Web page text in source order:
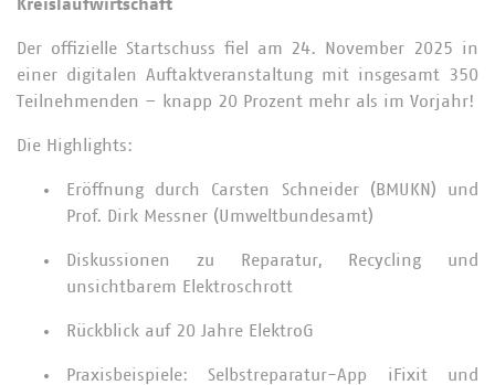
Kreislaufwirtschaft
Der offizielle Startschuss fiel am 24. November 2025 in
einer digitalen Auftaktveranstaltung mit insgesamt 350
Teilnehmenden – knapp 20 Prozent mehr als im Vorjahr!
Die Highlights:
Eröffnung durch Carsten Schneider (BMUKN) und
Prof. Dirk Messner (Umweltbundesamt)
Diskussionen zu Reparatur, Recycling und
unsichtbarem Elektroschrott
Rückblick auf 20 Jahre ElektroG
Praxisbeispiele: Selbstreparatur-App iFixit und